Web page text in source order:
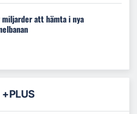
miljarder att hämta i nya
+PLUS